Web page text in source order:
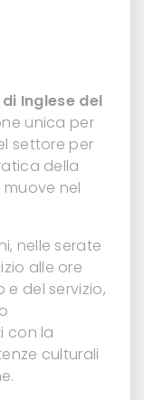
Inglese del
unica per
settore per
della
nel
nelle serate
alle ore
e del servizio,
con la
culturali